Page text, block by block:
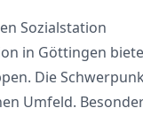
Sozialstation
in Göttingen
Die
Umfeld.
der